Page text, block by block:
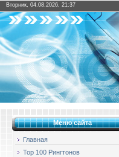
Вторник, 04.08.2026, 21:37
Меню сайта
Главная
Top 100 Рингтонов